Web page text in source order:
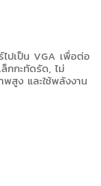
เป็น VGA เพื่อต่อ
กกะทัดรัด, ไม่
พสูง และใช้พลังงาน